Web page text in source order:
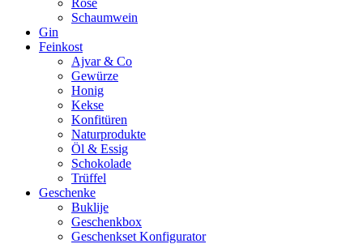
Schaumwein
Gin
Feinkost
Ajvar & Co
Gewürze
Honig
Kekse
Konfitüren
Naturprodukte
Öl & Essig
Schokolade
Trüffel
Geschenke
Buklije
Geschenkbox
Geschenkset Konfigurator